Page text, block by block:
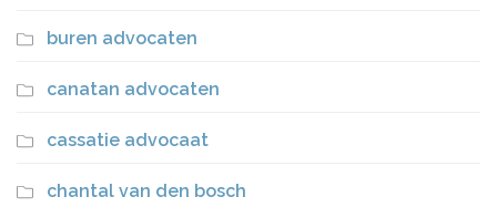
buren advocaten
canatan advocaten
cassatie advocaat
chantal van den bosch